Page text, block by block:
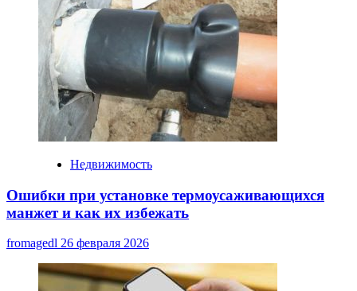
Недвижимость
Ошибки при установке термоусаживающихся
манжет и как их избежать
fromagedl 26 февраля 2026